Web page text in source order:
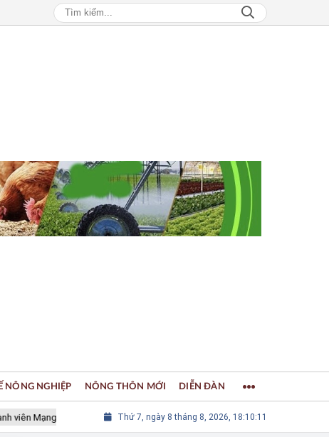
viên Mạng lưới các Thành phố Thủ công sáng tạo Thế giới
Thứ 7, ngày 8 tháng 8, 2026, 18:10:12
NÔNG NGHIỆP NÔNG THÔN MỚI DIỄN ĐÀN